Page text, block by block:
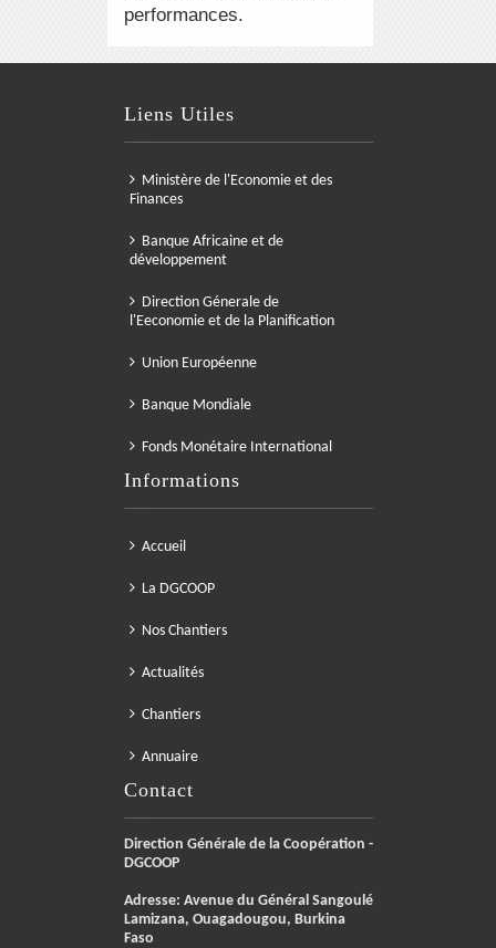
performances.
Liens Utiles
Ministère de l'Economie et des
Finances
Banque Africaine et de
développement
Direction Génerale de
l'Eeconomie et de la Planification
Union Européenne
Banque Mondiale
Fonds Monétaire International
Informations
Accueil
La DGCOOP
Nos Chantiers
Actualités
Chantiers
Annuaire
Contact
Direction Générale de la Coopération -
DGCOOP
Adresse: Avenue du Général Sangoulé
Lamizana, Ouagadougou, Burkina
Faso